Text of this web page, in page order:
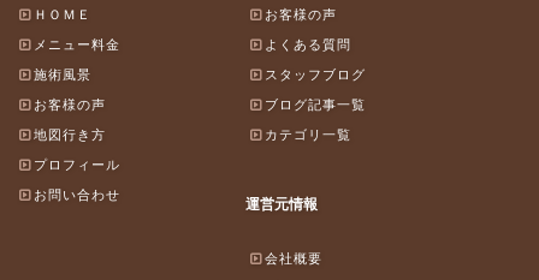
ＨＯＭＥ
メニュー料金
施術風景
お客様の声
地図行き方
プロフィール
お問い合わせ
お客様の声
よくある質問
スタッフブログ
ブログ記事一覧
カテゴリ一覧
運営元情報
会社概要